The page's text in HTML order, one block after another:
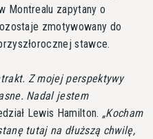
Montrealu zapytany o
zmotywowany do
stawce.
Z mojej perspektywy
Nadal jestem
Lewis Hamilton.
Kocham
tutaj na dłuższą chwilę,